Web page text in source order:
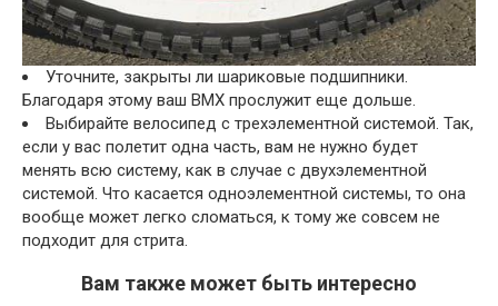
Уточните, закрыты ли шариковые подшипники.
Благодаря этому ваш BMX прослужит еще дольше.
Выбирайте велосипед с трехэлементной системой. Так,
если у вас полетит одна часть, вам не нужно будет
менять всю систему, как в случае с двухэлементной
системой. Что касается одноэлементной системы, то она
вообще может легко сломаться, к тому же совсем не
подходит для стрита.
Вам также может быть интересно